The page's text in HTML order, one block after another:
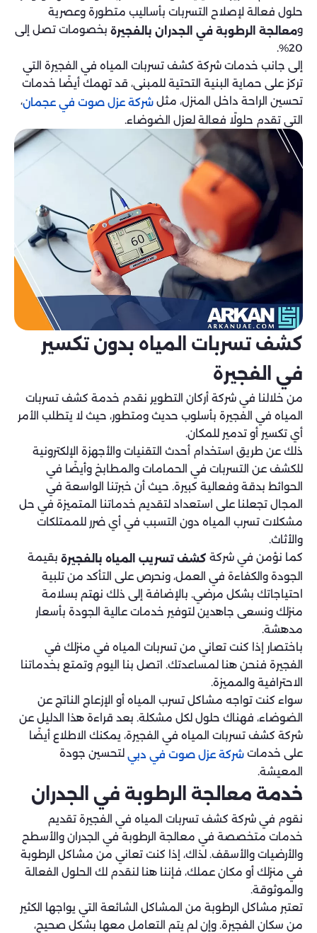
حلول فعالة لإصلاح التسربات بأساليب متطورة وعصرية
ومعالجة الرطوبة في الجدران بالفجيرة بخصومات تصل إلى
20%.
إلى جانب خدمات شركة كشف تسربات المياه في الفجيرة التي
تركز على حماية البنية التحتية للمبنى، قد تهمك أيضًا خدمات
تحسين الراحة داخل المنزل، مثل شركة عزل صوت في عجمان،
التي تقدم حلولًا فعالة لعزل الضوضاء.
كشف تسربات المياه بدون تكسير
في الفجيرة
من خلالنا في شركة أركان التطوير نقدم خدمة كشف تسربات
المياه في الفجيرة بأسلوب حديث ومتطور، حيث لا يتطلب الأمر
أي تكسير أو تدمير للمكان.
ذلك عن طريق استخدام أحدث التقنيات والأجهزة الإلكترونية
للكشف عن التسربات في الحمامات والمطابخ وأيضًا في
الحوائط بدقة وفعالية كبيرة. حيث أن خبرتنا الواسعة في
المجال تجعلنا على استعداد لتقديم خدماتنا المتميزة في حل
مشكلات تسرب المياه دون التسبب في أي ضرر للممتلكات
والأثاث.
كما نؤمن في شركة كشف تسريب المياه بالفجيرة بقيمة
الجودة والكفاءة في العمل، ونحرص على التأكد من تلبية
احتياجاتك بشكل مرضي. بالإضافة إلى ذلك نهتم بسلامة
منزلك ونسعى جاهدين لتوفير خدمات عالية الجودة بأسعار
مدهشة.
باختصار إذا كنت تعاني من تسربات المياه في منزلك في
الفجيرة فنحن هنا لمساعدتك. اتصل بنا اليوم وتمتع بخدماتنا
الاحترافية والمميزة.
سواء كنت تواجه مشاكل تسرب المياه أو الإزعاج الناتج عن
الضوضاء، فهناك حلول لكل مشكلة. بعد قراءة هذا الدليل عن
شركة كشف تسربات المياه في الفجيرة، يمكنك الاطلاع أيضًا
على خدمات شركة عزل صوت في دبي لتحسين جودة
المعيشة.
خدمة معالجة الرطوبة في الجدران
نقوم في شركة كشف تسربات المياه في الفجيرة تقديم
خدمات متخصصة في معالجة الرطوبة في الجدران والأسطح
والأرضيات والأسقف. لذاك، إذا كنت تعاني من مشاكل الرطوبة
في منزلك أو مكان عملك، فإننا هنا لنقدم لك الحلول الفعالة
والموثوقة.
تعتبر مشاكل الرطوبة من المشاكل الشائعة التي يواجها الكثير
من سكان الفجيرة. وإن لم يتم التعامل معها بشكل صحيح،